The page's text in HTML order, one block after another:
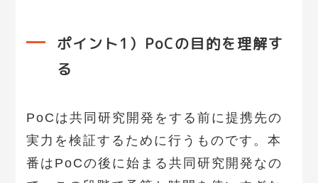
ポイント1）PoCの目的を理解す
る
PoCは共同研究開発をする前に提携先の
実力を検証するために行うものです。本
番はPoCの後に始まる共同研究開発なの